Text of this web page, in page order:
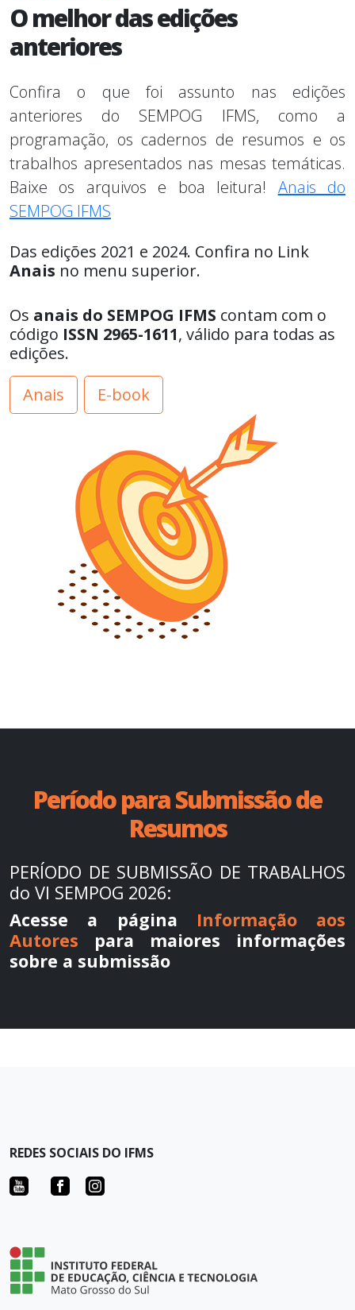
O melhor das edições
anteriores
Confira o que foi assunto nas edições
anteriores do SEMPOG IFMS, como a
programação, os cadernos de resumos e os
trabalhos apresentados nas mesas temáticas.
Baixe os arquivos e boa leitura! Anais do
SEMPOG IFMS
Das edições 2021 e 2024. Confira no Link
Anais no menu superior.
Os anais do SEMPOG IFMS contam com o
código ISSN 2965-1611, válido para todas as
edições.
Anais
E-book
Período para Submissão de
Resumos
PERÍODO DE SUBMISSÃO DE TRABALHOS
do VI SEMPOG 2026:
Acesse a página Informação aos
Autores para maiores informações
sobre a submissão
REDES SOCIAIS DO IFMS